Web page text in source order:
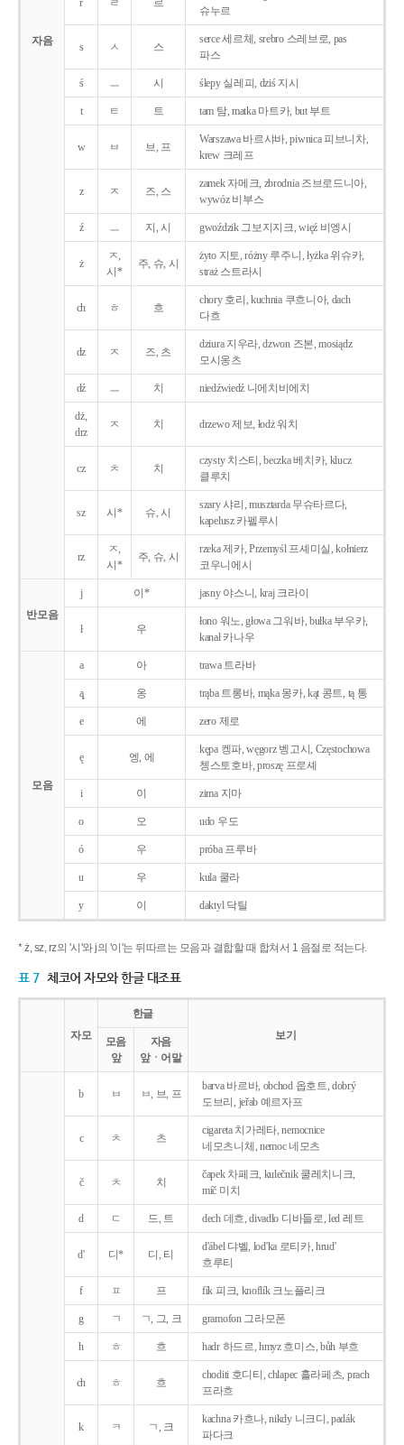
자음
r ㄹ 르
슈누르
s ㅅ 스
serce 세르체, srebro 스레브로, pas
파스
ś ㅡ 시 ślepy 실레피, dziś 지시
t ㅌ 트 tam 탐, matka 마트카, but 부트
w ㅂ 브, 프
Warszawa 바르샤바, piwnica 피브니차,
krew 크레프
z ㅈ 즈, 스
zamek 자메크, zbrodnia 즈브로드니아,
wywóz 비부스
ź ㅡ 지, 시 gwoździk 그보지지크, więź 비엥시
ż
ㅈ,
시*
주, 슈, 시
żyto 지토, różny 루주니, łyżka 위슈카,
straż 스트라시
ch ㅎ 흐
chory 호리, kuchnia 쿠흐니아, dach
다흐
dz ㅈ 즈, 츠
dziura 지우라, dzwon 즈본, mosiądz
모시옹츠
dź ㅡ 치 niedźwiedź 니에치비에치
dż,
drz
ㅈ 치 drzewo 제보, łodż 워치
cz ㅊ 치
czysty 치스티, beczka 베치카, klucz
클루치
sz 시* 슈, 시
szary 샤리, musztarda 무슈타르다,
kapelusz 카펠루시
rz
ㅈ,
시*
주, 슈, 시
rzeka 제카, Przemyśl 프셰미실, kołnierz
코우니에시
반모음
j 이* jasny 야스니, kraj 크라이
ł 우
łono 워노, głowa 그워바, bułka 부우카,
kanał 카나우
모음
a 아 trawa 트라바
ą̨ 옹 trąba 트롱바, mąka 몽카, kąt 콩트, tą 통
e 에 zero 제로
ę 엥, 에
kępa 켕파, węgorz 벵고시, Częstochowa
쳉스토호바, proszę 프로셰
i 이 zima 지마
o 오 udo 우도
ó 우 próba 프루바
u 우 kula 쿨라
y 이 daktyl 닥틸
* ż, sz, rz의 '시'와 j의 '이'는 뒤따르는 모음과 결합할 때 합쳐서 1 음절로 적는다.
표 7 체코어 자모와 한글 대조표
자모
한글
보기
모음
앞
자음
앞ㆍ어말
b ㅂ ㅂ, 브, 프
barva 바르바, obchod 옵호트, dobrý
도브리, jeřab 예르자프
c ㅊ 츠
cigareta 치가레타, nemocnice
네모츠니체, nemoc 네모츠
č ㅊ 치
čapek 차페크, kulečnik 쿨레치니크,
míč 미치
d ㄷ 드, 트 dech 데흐, divadlo 디바들로, led 레트
d' 디* 디, 티
d'ábel 댜벨, lod'ka 로티카, hrud'
흐루티
f ㅍ 프 fík 피크, knoflík 크노플리크
g ㄱ ㄱ, 그, 크 gramofon 그라모폰
h ㅎ 흐 hadr 하드르, hmyz 흐미스, bůh 부흐
ch ㅎ 흐
choditi 호디티, chlapec 흘라페츠, prach
프라흐
k ㅋ ㄱ, 크
kachna 카흐나, nikdy 니크디, padák
파다크